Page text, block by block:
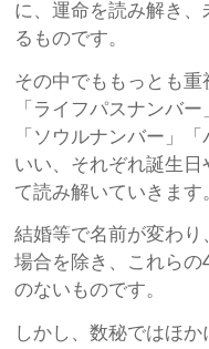
に、運命を読み解き
るものです。
その中でももっとも重
「ライフパスナンバ
「ソウルナンバー」
いい、それぞれ誕生日
て読み解いていきます
結婚等で名前が変わり
場合を除き、これらの
のないものです。
しかし、数秘ではほ